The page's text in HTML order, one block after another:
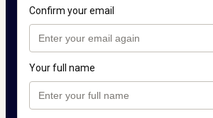
Confirm your email
Your full name